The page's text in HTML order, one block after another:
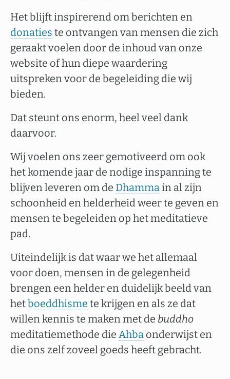
Het blijft inspirerend om berichten en
donaties te ontvangen van mensen die zich
geraakt voelen door de inhoud van onze
website of hun diepe waardering
uitspreken voor de begeleiding die wij
bieden.
Dat steunt ons enorm, heel veel dank
daarvoor.
Wij voelen ons zeer gemotiveerd om ook
het komende jaar de nodige inspanning te
blijven leveren om de Dhammain al zijn
schoonheid en helderheid weer te geven en
mensen te begeleiden op het meditatieve
pad.
Uiteindelijk is dat waar we het allemaal
voor doen, mensen in de gelegenheid
brengen een helder en duidelijk beeld van
hetboeddhisme te krijgen en als ze dat
willen kennis te maken met de buddho
meditatiemethode die Ahba onderwijst en
die ons zelf zoveel goeds heeft gebracht.